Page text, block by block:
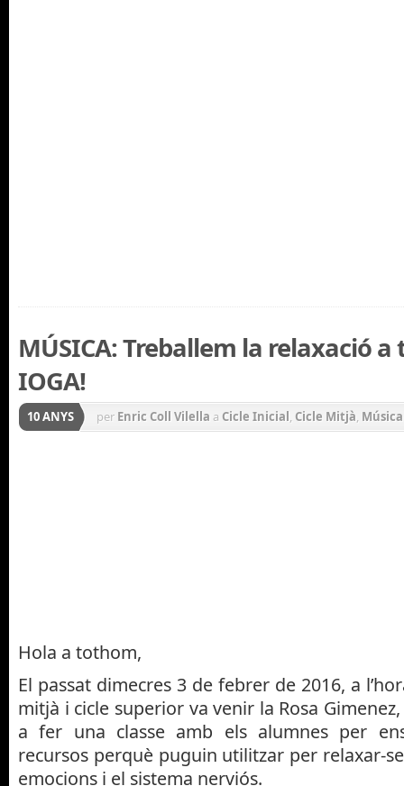
MÚSICA: Treballem la relaxació a
IOGA!
10 ANYS per Enric Coll Vilella a Cicle Inicial, Cicle Mitjà, Música
Hola a tothom,
El passat dimecres 3 de febrer de 2016, a
mitjà i cicle superior va venir la Rosa
a fer una classe amb els alumnes per
recursos perquè puguin utilitzar per relaxar-
emocions i el sistema nerviós.